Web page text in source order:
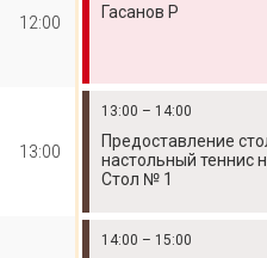
12:00
Гасанов Р
13:00
13:00 – 14:00
Предоставление
настольный теннис
Стол № 1
14:00 – 15:00